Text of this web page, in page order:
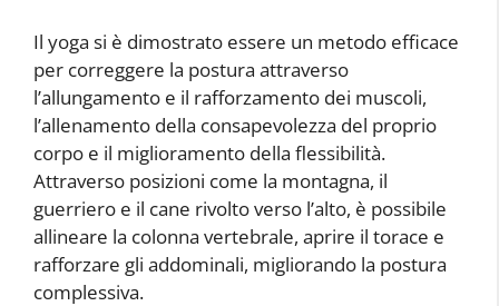
Il yoga si è dimostrato essere un metodo efficace
per correggere la postura attraverso
l’allungamento e il rafforzamento dei muscoli,
l’allenamento della consapevolezza del proprio
corpo e il miglioramento della flessibilità.
Attraverso posizioni come la montagna, il
guerriero e il cane rivolto verso l’alto, è possibile
allineare la colonna vertebrale, aprire il torace e
rafforzare gli addominali, migliorando la postura
complessiva.